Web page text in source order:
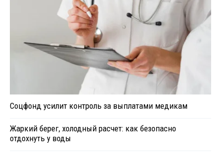
Соцфонд усилит контроль за выплатами медикам
Жаркий берег, холодный расчет: как безопасно
отдохнуть у воды